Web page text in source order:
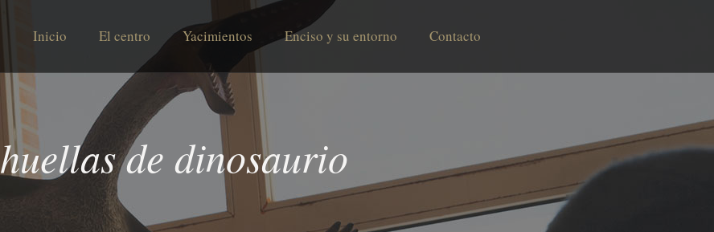
Inicio El centro Yacimientos Enciso y su entorno Contacto
huellas de dinosaurio